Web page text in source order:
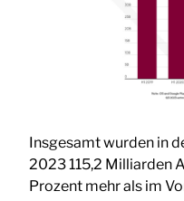
Insgesamt wurden in
2023 115,2 Milliarden
Prozent mehr als im